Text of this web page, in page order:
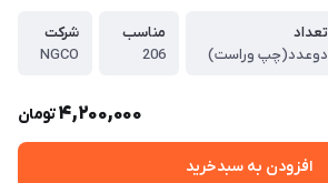
تعداد
دوعدد(چپ وراست)
مناسب
206
شرکت
NGCO
4,200,000تومان
افزودن به سبدخرید